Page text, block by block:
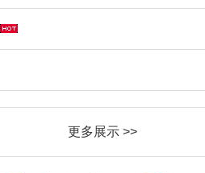
更多展示 >>